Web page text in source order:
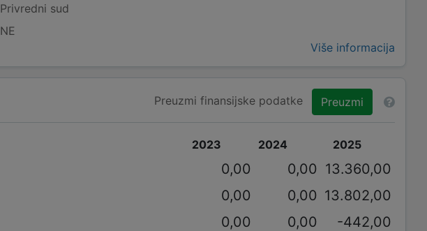
Privredni sud
NE
Više informacija
Preuzmi finansijske podatke Preuzmi
2023 2024 2025
0,00 0,00 13.360,00
0,00 0,00 13.802,00
0,00 0,00
-442,00